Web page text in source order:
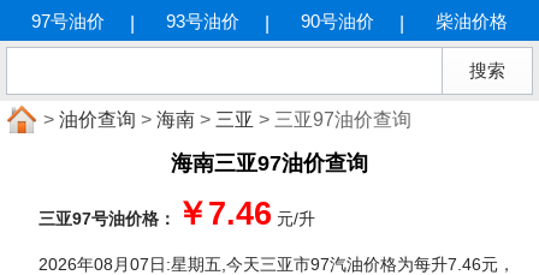
97号油价
93号油价 90号油价 柴油价格
> 油价查询 > 海南 > 三亚 > 三亚97油价查询
海南三亚97油价查询
三亚97号油价格： ￥7.46 元/升
2026年08月07日:星期五 ,今天三亚市97汽油价格为每升7.46元，